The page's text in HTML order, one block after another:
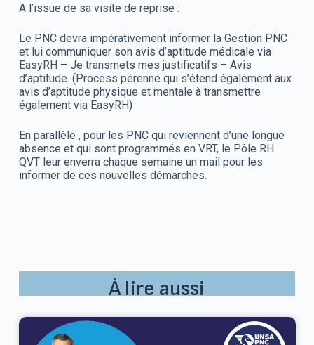
A l’issue de sa visite de reprise :
Le PNC devra impérativement informer la Gestion PNC
et lui communiquer son avis d’aptitude médicale via
EasyRH – Je transmets mes justificatifs – Avis
d’aptitude. (Process pérenne qui s’étend également aux
avis d’aptitude physique et mentale à transmettre
également via EasyRH)
En parallèle , pour les PNC qui reviennent d’une longue
absence et qui sont programmés en VRT, le Pôle RH
QVT leur enverra chaque semaine un mail pour les
informer de ces nouvelles démarches.
À lire aussi